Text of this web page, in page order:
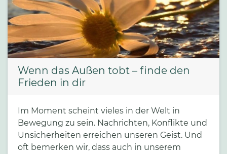
Wenn das Außen tobt – finde den
Frieden in dir
Im Moment scheint vieles in der Welt in
Bewegung zu sein. Nachrichten, Konflikte und
Unsicherheiten erreichen unseren Geist. Und
oft bemerken wir, dass auch in unserem